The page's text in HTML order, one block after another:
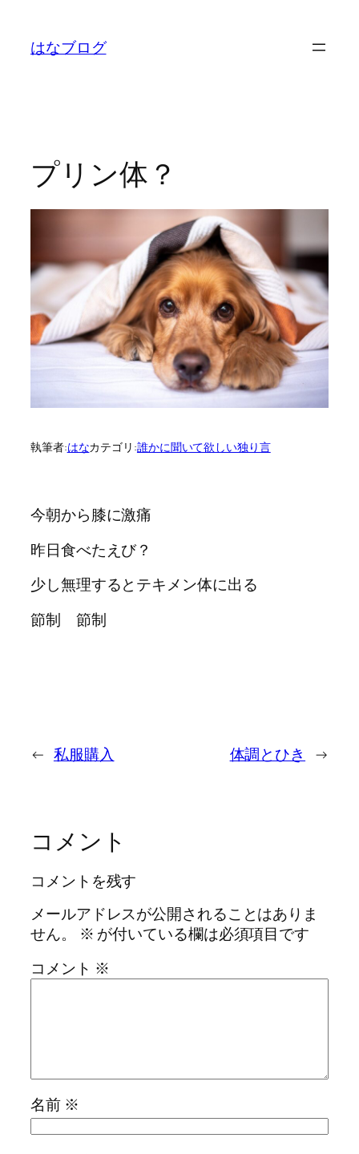
はなブログ
プリン体？
執筆者:はなカテゴリ:誰かに聞いて欲しい独り言
今朝から膝に激痛
昨日食べたえび？
少し無理するとテキメン体に出る
節制 節制
← 私服購入 体調とひき →
コメント
コメントを残す
メールアドレスが公開されることはありま
せん。
※ が付いている欄は必須項目です
コメント ※
名前 ※